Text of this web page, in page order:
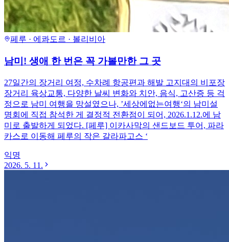
페루 · 에콰도르 · 볼리비아
남미! 생애 한 번은 꼭 가볼만한 그 곳
27일간의 장거리 여정, 수차례 항공편과 해발 고지대의 비포장
장거리 육상교통, 다양한 날씨 변화와 치안, 음식, 고산증 등 걱
정으로 남미 여행을 망설였으나, ’세상에없는여행‘의 남미설
명회에 직접 참석한 게 결정적 전환점이 되어, 2026.1.12.에 남
미로 출발하게 되었다. [페루] 이카사막의 샌드보드 투어, 파라
카스로 이동해 페루의 작은 갈라파고스 ‘
익명
2026. 5. 11.